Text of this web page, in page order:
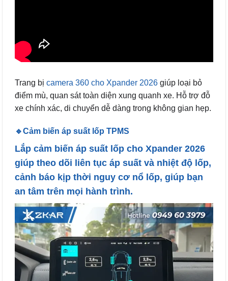
Trang bị camera 360 cho Xpander 2026 giúp loại bỏ
điểm mù, quan sát toàn diện xung quanh xe. Hỗ trợ đỗ
xe chính xác, di chuyển dễ dàng trong không gian hẹp.
🔹Cảm biến áp suất lốp TPMS
Lắp cảm biến áp suất lốp cho Xpander 2026
giúp theo dõi liên tục áp suất và nhiệt độ lốp,
cảnh báo kịp thời nguy cơ nổ lốp, giúp bạn
an tâm trên mọi hành trình.